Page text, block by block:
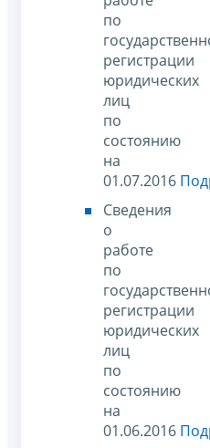
по
регистрации
юридических
лиц
по
состоянию
на
01.07.2016
Сведения
о
работе
по
регистрации
юридических
лиц
по
состоянию
на
01.06.2016